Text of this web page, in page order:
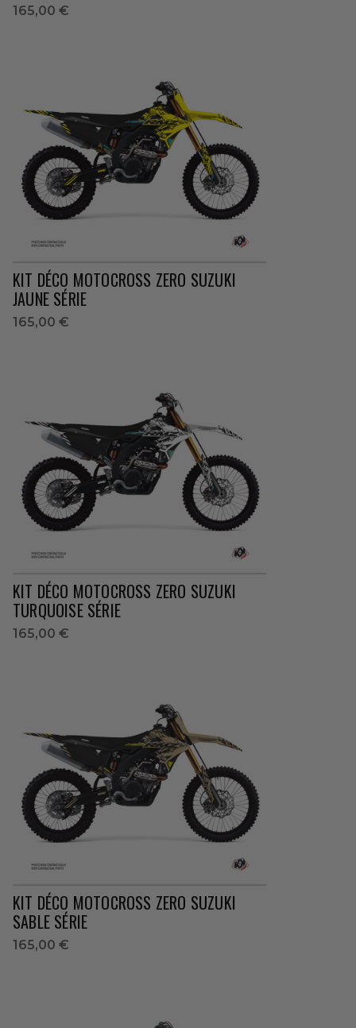
165,00 €
KIT DÉCO MOTOCROSS ZERO SUZUKI
JAUNE SÉRIE
165,00 €
KIT DÉCO MOTOCROSS ZERO SUZUKI
TURQUOISE SÉRIE
165,00 €
KIT DÉCO MOTOCROSS ZERO SUZUKI
SABLE SÉRIE
165,00 €